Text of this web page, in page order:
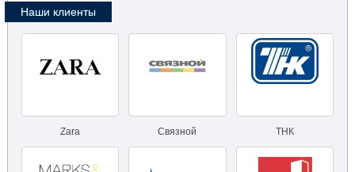
Наши клиенты
Zara Связной ТНК